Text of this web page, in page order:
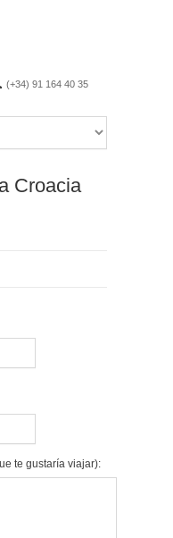
(+34) 91 164 40 35
Croacia
te gustaría viajar):